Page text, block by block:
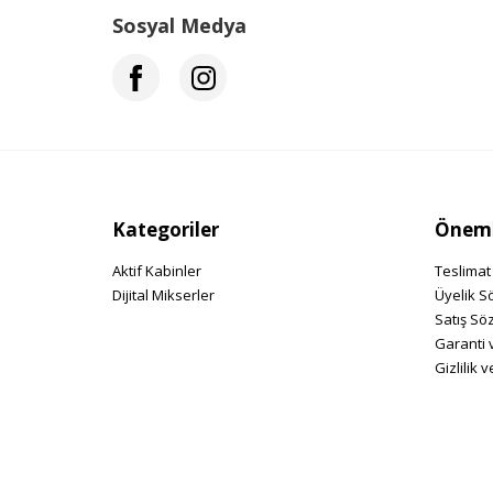
Sosyal Medya
Kategoriler
Aktif Kabinler
Dijital Mikserler
Teslimat
Üyelik
Satış
Garanti
Gizlilik